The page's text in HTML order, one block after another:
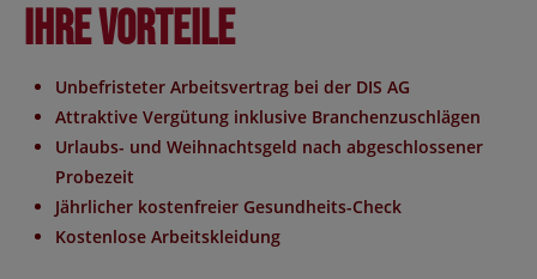
Ihre Vorteile
Unbefristeter Arbeitsvertrag bei der DIS AG
Attraktive Vergütunginklusive Branchenzuschlägen
Urlaubs- und Weihnachtsgeld nach abgeschlossener
Probezeit
Jährlicher kostenfreier Gesundheits-Check
Kostenlose Arbeitskleidung